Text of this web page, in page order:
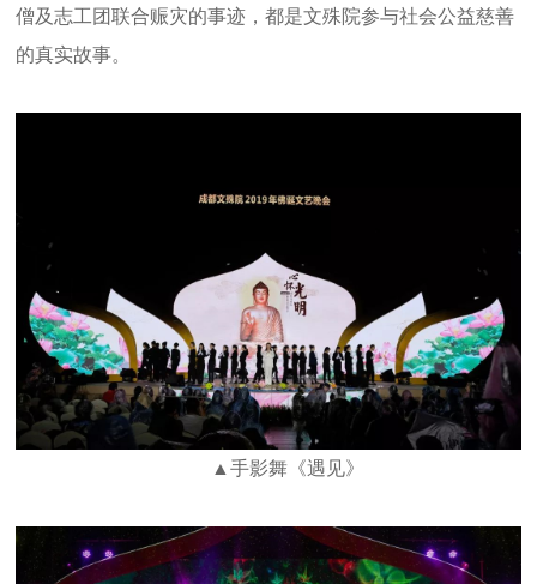
僧及志工团联合赈灾的事迹，都是文殊院参与社会公益慈善
的真实故事。
▲手影舞《遇见》